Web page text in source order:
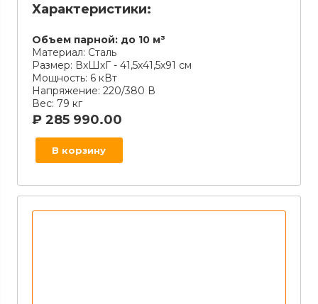
Характеристики:
Объем парной: до 10 м³
Материал: Сталь
Размер: ВхШхГ - 41,5х41,5х91 см
Мощность: 6 кВт
Напряжение: 220/380 В
Вес: 79 кг
₽ 285 990.00
В корзину